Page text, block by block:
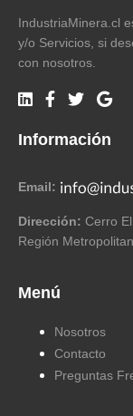
IndustriaMinera.cl
y/o Servicios, si
con nosotros.
Información
Email:
Dirección: Cerro
Región
Menú
Nosotros
Contacto
Preguntas